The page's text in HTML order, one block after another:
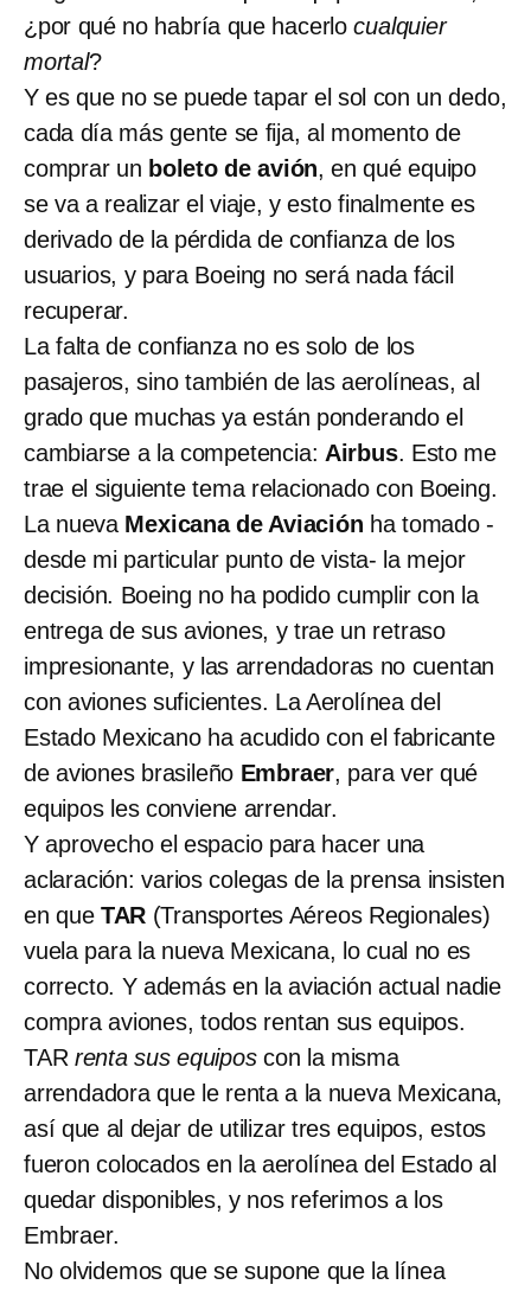
¿por qué no habría que hacerlo cualquier
mortal?
Y es que no se puede tapar el sol con un dedo,
cada día más gente se fija, al momento de
comprar un boleto de avión, en qué equipo
se va a realizar el viaje, y esto finalmente es
derivado de la pérdida de confianza de los
usuarios, y para Boeing no será nada fácil
recuperar.
La falta de confianza no es solo de los
pasajeros, sino también de las aerolíneas, al
grado que muchas ya están ponderando el
cambiarse a la competencia: Airbus. Esto me
trae el siguiente tema relacionado con Boeing.
La nueva Mexicana de Aviación ha tomado -
desde mi particular punto de vista- la mejor
decisión. Boeing no ha podido cumplir con la
entrega de sus aviones, y trae un retraso
impresionante, y las arrendadoras no cuentan
con aviones suficientes. La Aerolínea del
Estado Mexicano ha acudido con el fabricante
de aviones brasileño Embraer, para ver qué
equipos les conviene arrendar.
Y aprovecho el espacio para hacer una
aclaración: varios colegas de la prensa insisten
en que TAR (Transportes Aéreos Regionales)
vuela para la nueva Mexicana, lo cual no es
correcto. Y además en la aviación actual nadie
compra aviones, todos rentan sus equipos.
TAR renta sus equiposcon la misma
arrendadora que le renta a la nueva Mexicana,
así que al dejar de utilizar tres equipos, estos
fueron colocados en la aerolínea del Estado al
quedar disponibles, y nos referimos a los
Embraer.
No olvidemos que se supone que la línea